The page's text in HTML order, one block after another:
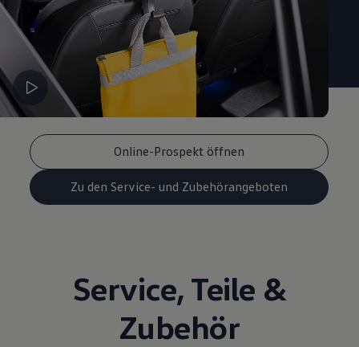
Online-Prospekt öffnen
Zu den Service- und Zubehörangeboten
Service, Teile &
Zubehör